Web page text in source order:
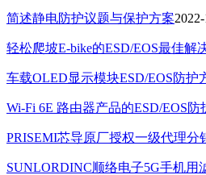
简述静电防护议题与保护方案
轻松爬坡E-bike的ESD/EOS最佳解
车载OLED显示模块ESD/EOS防护
Wi-Fi 6E 路由器产品的ESD/EOS防
PRISEMI芯导原厂授权一级代理
SUNLORDINC顺络电子5G手机用